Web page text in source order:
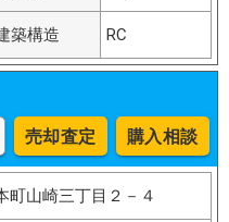
築構造 RC
売却査定 購入相談
町山崎三丁目２－４